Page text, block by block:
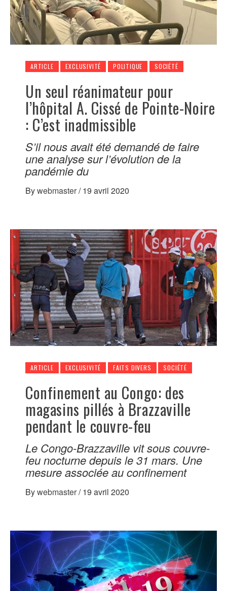
ARTICLE EXCLUSIVITÉ POLITIQUE SOCIÉTÉ
Un seul réanimateur pour
l’hôpital A. Cissé de Pointe-Noire
: C’est inadmissible
S’il nous avait été demandé de faire
une analyse sur l’évolution de la
pandémie du
Bywebmaster/ 19 avril 2020
ARTICLE EXCLUSIVITÉ FAITS DIVERS SOCIÉTÉ
Confinement au Congo: des
magasins pillés à Brazzaville
pendant le couvre-feu
Le Congo-Brazzaville vit sous couvre-
feu nocturne depuis le 31 mars. Une
mesure associée au confinement
Bywebmaster/ 19 avril 2020